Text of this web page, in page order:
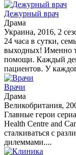
Дежурный врач
Драма
Украина, 2016, 2
24 часа в сутки,
выходных! Именно
помощи. Каждый
пациентов. У
Врачи
Драма
Великобритания,
Главные герои
Health Centre and
сталкиваться с
дилеммами....